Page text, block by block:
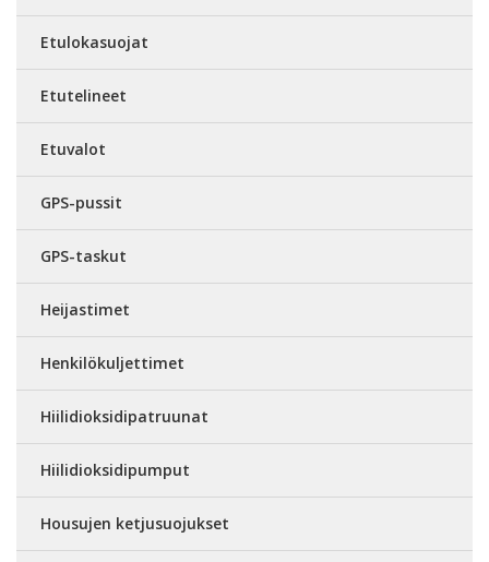
Etulokasuojat
Etutelineet
Etuvalot
GPS-pussit
GPS-taskut
Heijastimet
Henkilökuljettimet
Hiilidioksidipatruunat
Hiilidioksidipumput
Housujen ketjusuojukset